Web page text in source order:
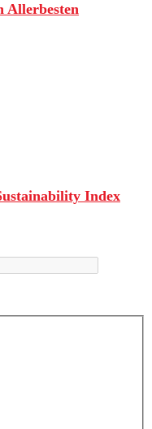
Allerbesten
Index